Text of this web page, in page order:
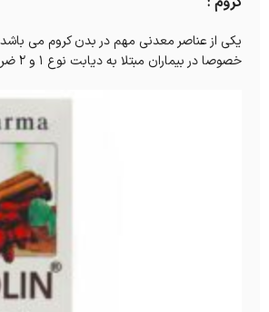
یکی از عناصر معدنی مهم در بدن کروم می
خصوصا در بیماران مبتلا به دیابت نوع ۱ و ۲ ضروری می باشد.